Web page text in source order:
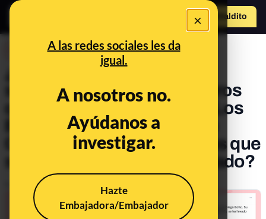
×
A las redes sociales les da
igual.
A nosotros no.
Ayúdanos a
investigar.
Hazte
Embajadora/Embajador
Hazte Maldito
¿Qué sabemos sobre la
subvención de 700.000 euros
que ha recibido la película Los
Europeos del Ministerio de
Cultura y los 6.415,04 euros que
supuestamente ha recaudado?
Publicado el